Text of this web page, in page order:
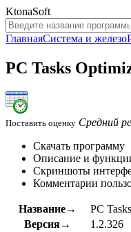
KtonaSoft
ГлавнаяСистема и железо
PC Tasks
Поставить оценку Средний
Скачать программу
Описание и
Скриншоты
Комментарии
Название→
PC
Версия→
1.2.326